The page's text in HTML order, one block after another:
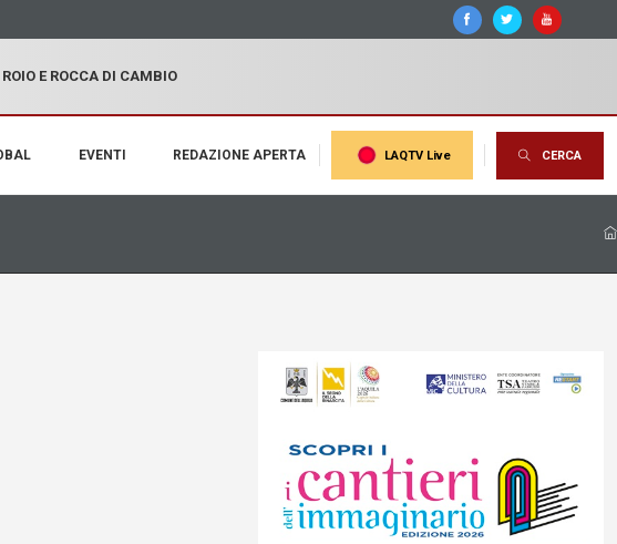
E ROCCA DI CAMBIO
EVENTI REDAZIONE APERTA LAQTV Live CERCA